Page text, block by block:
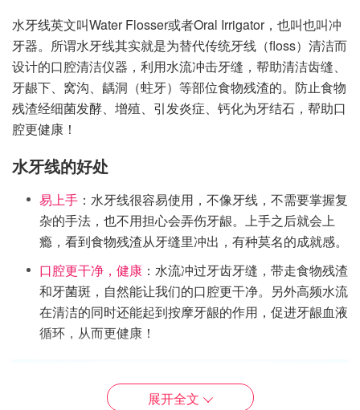
水牙线英文叫Water Flosser或者Oral Irrigator，也叫也叫冲
牙器。所谓水牙线其实就是为替代传统牙线（floss）清洁而
设计的口腔清洁仪器，利用水流冲击牙缝，帮助清洁齿缝、
牙龈下、窝沟、龋洞（蛀牙）等部位食物残渣的。防止食物
残渣经细菌发酵、增殖、引发炎症、钙化为牙结石，帮助口
腔更健康！
水牙线的好处
易上手 ：水牙线很容易使用，不像牙线，不需要掌握复
杂的手法，也不用担心会弄伤牙龈。上手之后就会上
瘾，看到食物残渣从牙缝里冲出，有种莫名的成就感。
口腔更干净，健康 ：水流冲过牙齿牙缝，带走食物残渣
和牙菌斑，自然能让我们的口腔更干净。另外高频水流
在清洁的同时还能起到按摩牙龈的作用，促进牙龈血液
循环，从而更健康！
展开全文